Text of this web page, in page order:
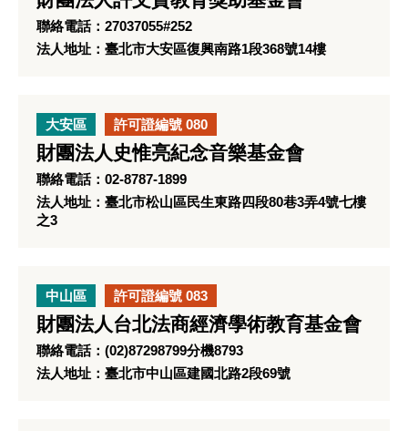
聯絡電話：27037055#252
法人地址：臺北市大安區復興南路1段368號14樓
大安區 許可證編號 080
財團法人史惟亮紀念音樂基金會
聯絡電話：02-8787-1899
法人地址：臺北市松山區民生東路四段80巷3弄4號七樓
之3
中山區 許可證編號 083
財團法人台北法商經濟學術教育基金會
聯絡電話：(02)87298799分機8793
法人地址：臺北市中山區建國北路2段69號